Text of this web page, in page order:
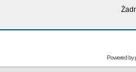
Powered by